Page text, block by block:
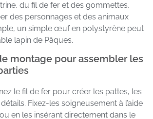
du fil de fer et des gommettes,
des personnages et des animaux
un simple œuf en polystyrène peut
lapin de Pâques.
montage pour assembler les
le fil de fer pour créer les pattes, les
Fixez-les soigneusement à l’aide
en les insérant directement dans le